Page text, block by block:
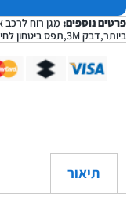
פרטים נוספים: מגן רוח לרכב
ביותר,דבק 3M,תפס ביטחון לחיזוק נוסף,לפרטים נוספים :03-6820721
תיאור